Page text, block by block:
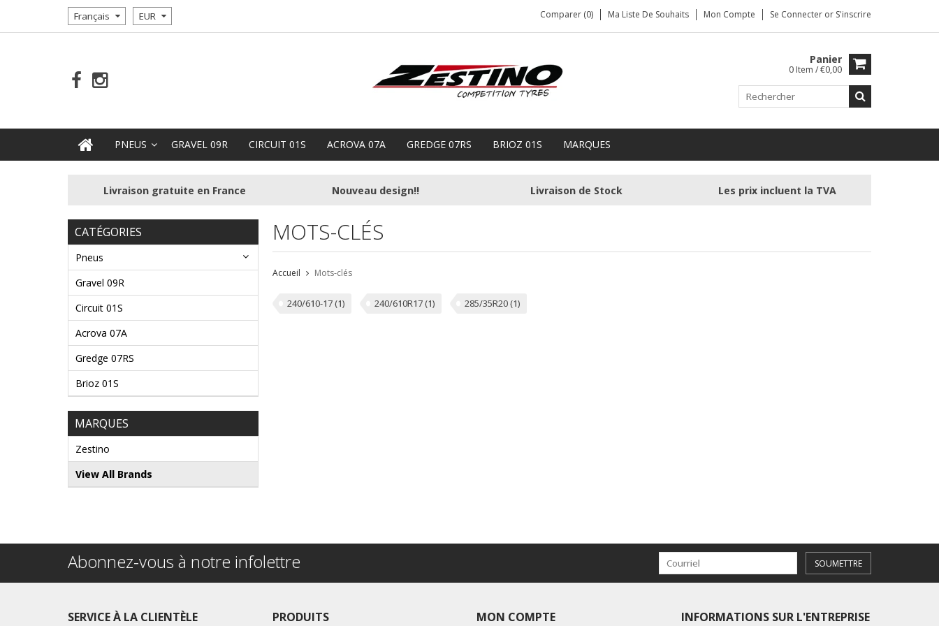
Français EUR Comparer (0) Ma Liste De Souhaits Mon Compte Se Connecter or S'inscrire
Panier
0 Item / €0,00
PNEUS GRAVEL 09R CIRCUIT 01S ACROVA 07A GREDGE 07RS BRIOZ 01S MARQUES
Livraison gratuite en France Nouveau design!! Livraison de Stock Les prix incluent la TVA
CATÉGORIES
Pneus
Gravel 09R
Circuit 01S
Acrova 07A
Gredge 07RS
Brioz 01S
MARQUES
Zestino
View All Brands
MOTS-CLÉS
Accueil Mots-clés
240/610-17(1) 240/610R17(1) 285/35R20(1)
Abonnez-vous à notre infolettre SOUMETTRE
SERVICE À LA CLIENTÈLE PRODUITS MON COMPTE INFORMATIONS SUR L'ENTREPRISE